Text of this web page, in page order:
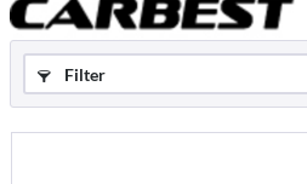
Filter